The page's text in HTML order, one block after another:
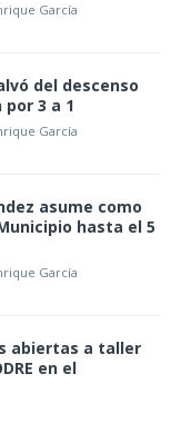
García
del descenso
3 a 1
García
asume como
hasta el 5
García
abiertas a taller
en el